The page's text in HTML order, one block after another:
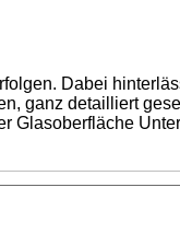
Dabei
ganz detailliert
Glasoberfläche